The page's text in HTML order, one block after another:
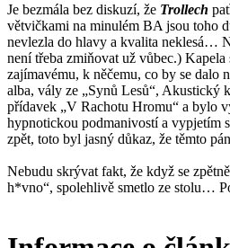
Je bezmála bez diskuzí, že Trollech
větvičkami na minulém BA jsou toho
nevlezla do hlavy a kvalita neklesá…
není třeba zmiňovat už vůbec.)
zajímavému, k něčemu, co by se dalo
alba, vály ze „Synů Lesů“, Akustický
přídavek „V Rachotu Hromu“ a bylo
hypnotickou podmanivostí a vypjetím
zpět, toto byl jasný důkaz, že těmto
Nebudu skrývat fakt, že když se
h*vno“, spolehlivě smetlo ze stolu…